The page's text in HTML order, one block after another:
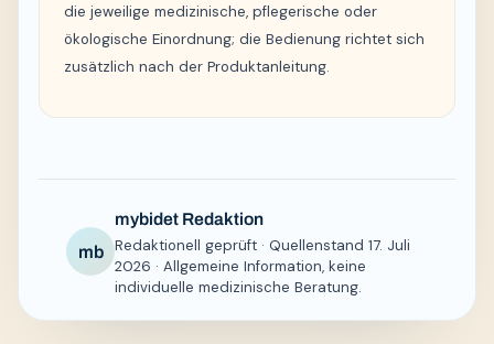
die jeweilige medizinische, pflegerische oder
ökologische Einordnung; die Bedienung richtet sich
zusätzlich nach der Produktanleitung.
mb
mybidet Redaktion
Redaktionell geprüft · Quellenstand 17. Juli
2026 · Allgemeine Information, keine
individuelle medizinische Beratung.